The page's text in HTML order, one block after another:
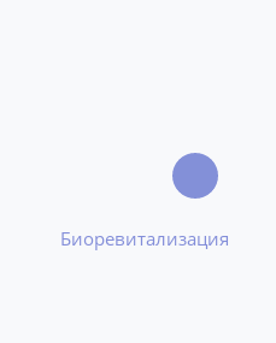
Биоревитализация